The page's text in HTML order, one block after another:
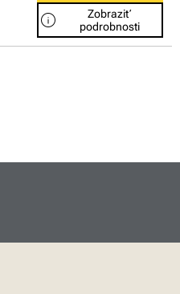
info
Zobraziť
podrobnosti